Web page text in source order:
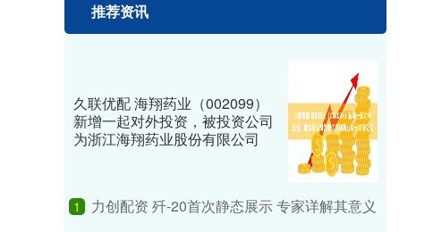
推荐资讯
久联优配 海翔药业（002099）
新增一起对外投资，被投资公司
为浙江海翔药业股份有限公司
1 力创配资 歼-20首次静态展示 专家详解其意义